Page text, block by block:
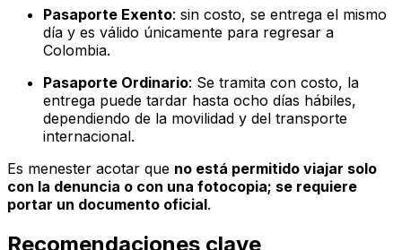
Pasaporte Exento: sin costo, se entrega el mismo
día y es válido únicamente para regresar a
Colombia.
Pasaporte Ordinario: Se tramita con costo, la
entrega puede tardar hasta ocho días hábiles,
dependiendo de la movilidad y del transporte
internacional.
Es menester acotar que no está permitido viajar solo
con la denuncia o con una fotocopia; se requiere
portar un documento oficial.
Recomendaciones clave